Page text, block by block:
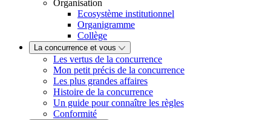
Organisation
Ecosystème institutionnel
Organigramme
Collège
La concurrence et vous
Les vertus de la concurrence
Mon petit précis de la concurrence
Les plus grandes affaires
Histoire de la concurrence
Un guide pour connaître les règles
Conformité